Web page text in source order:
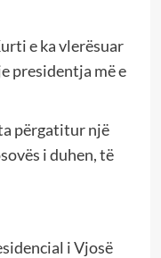
e ka vlerësuar
presidentja më e
përgatitur një
i duhen, të
i Vjosë